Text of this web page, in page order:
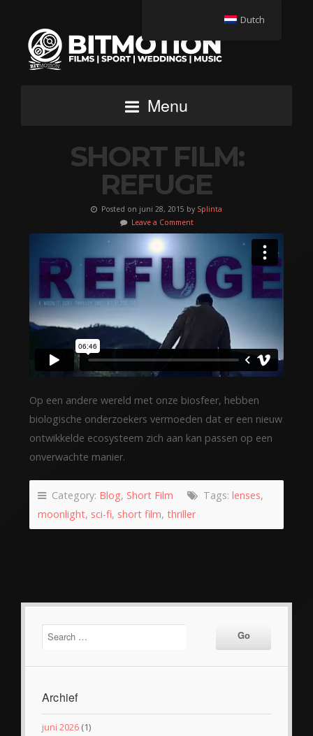
Menu
SHORT FILM:
REFUGE
Posted on juni 28, 2015 by Splinta
Leave a Comment
Op een andere wereld met onze biosfeer, hebben
biologische onderzoekers vermoeden dat er een nieuw
ontwikkelde ecosysteem zich aan kan passen op een
onverwachte manier.
Category: Blog, Short Film Tags: lenses,
moonlight, sci-fi, short film, thriller
Archief
juni 2026 (1)
Dutch